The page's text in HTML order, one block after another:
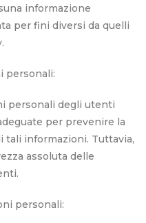
informazione
per fini diversi da quelli
personali:
personali degli utenti
per prevenire la
tali informazioni. Tuttavia,
assoluta delle
personali: